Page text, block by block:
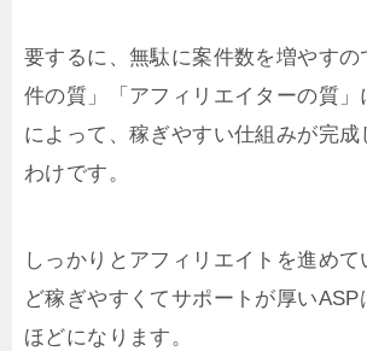
要するに、無駄に案件数を増やすの
件の質」「アフィリエイターの質」
によって、稼ぎやすい仕組みが完成
わけです。
しっかりとアフィリエイトを進めて
ど稼ぎやすくてサポートが厚いASP
ほどになります。